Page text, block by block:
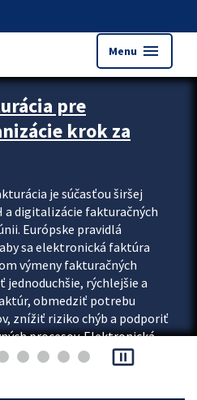
Menu menu
pre
krok za
je súčasťou širšej
a digitalizácie fakturačných
Európske pravidlá
sa elektronická faktúra
výmeny fakturačných
jednoduchšie, rýchlejšie a
obmedziť potrebu
znížiť riziko chýb a podporiť
procesov. Elektronická
pause_presentation